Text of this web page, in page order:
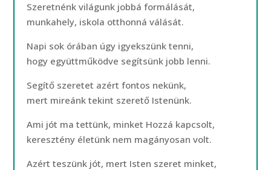
Szeretnénk világunk jobbá formálását,
munkahely, iskola otthonná válását.
Napi sok órában úgy igyekszünk tenni,
hogy együttműködve segítsünk jobb lenni.
Segítő szeretet azért fontos nekünk,
mert mireánk tekint szerető Istenünk.
Ami jót ma tettünk, minket Hozzá kapcsolt,
keresztény életünk nem magányosan volt.
Azért teszünk jót, mert Isten szeret minket,